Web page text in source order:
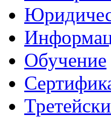
Обучение